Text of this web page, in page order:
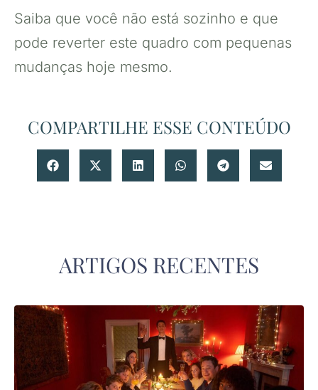
Saiba que você não está sozinho e que
pode reverter este quadro com pequenas
mudanças hoje mesmo.
COMPARTILHE ESSE CONTEÚDO
ARTIGOS RECENTES